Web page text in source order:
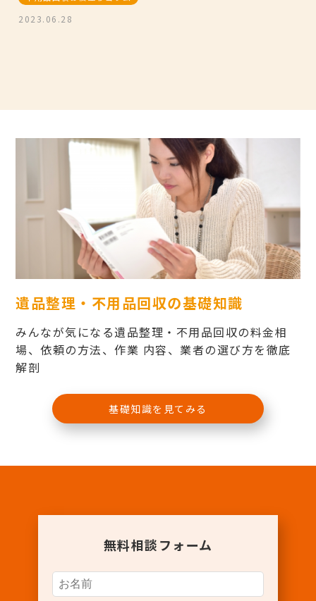
2023.06.28
遺品整理・不用品回収の基礎知識
みんなが気になる遺品整理・不用品回収の料金相
場、依頼の方法、作業 内容、業者の選び方を徹底
解剖
基礎知識を見てみる
無料相談フォーム